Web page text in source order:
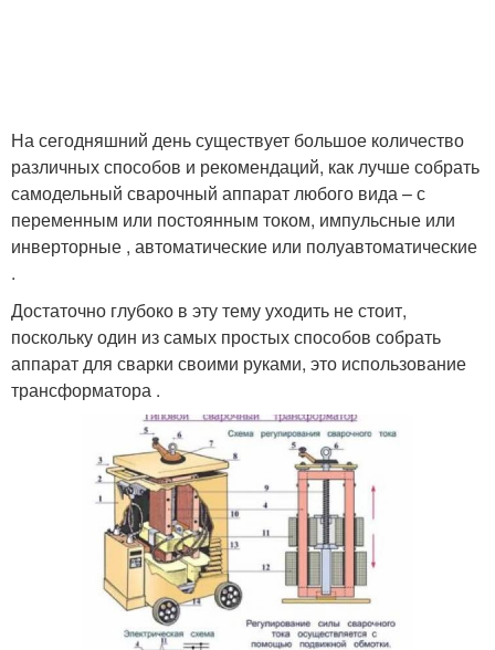
На сегодняшний день существует большое количество
различных способов и рекомендаций, как лучше собрать
самодельный сварочный аппарат любого вида – с
переменным или постоянным током, импульсные или
инверторные , автоматические или полуавтоматические
.
Достаточно глубоко в эту тему уходить не стоит,
поскольку один из самых простых способов собрать
аппарат для сварки своими руками, это использование
трансформатора .